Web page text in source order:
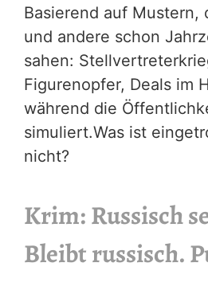
Basierend auf Mustern,
und andere schon
sahen:
Figurenopfer, Deals im
während die
simuliert.Was ist
nicht?
Krim: Russisch
Bleibt russisch.